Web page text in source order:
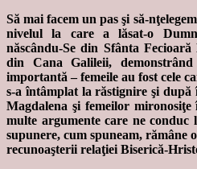
Să mai facem un pas şi să-
nivelul la care a lăsat-o
născându-Se din Sfânta
din Cana Galileii,
importantă – femeile au fost cele
s-a întâmplat la răstignire şi
Magdalena şi femeilor
multe argumente care ne conduc
supunere, cum spuneam, rămâne
recunoaşterii relaţiei Biserică-